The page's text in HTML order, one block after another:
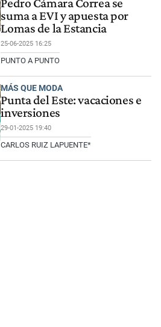
Pedro Cámara Correa se
suma a EVI y apuesta por
Lomas de la Estancia
25-06-2025 16:25
PUNTO A PUNTO
MÁS QUE MODA
Punta del Este: vacaciones e
inversiones
29-01-2025 19:40
CARLOS RUIZ LAPUENTE*